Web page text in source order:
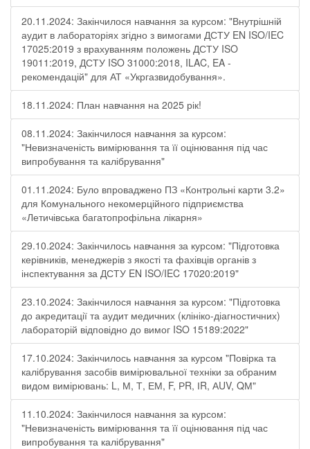
20.11.2024: Закінчилося навчання за курсом: "Внутрішній
аудит в лабораторіях згідно з вимогами ДСТУ EN ISO/IEC
17025:2019 з врахуванням положень ДСТУ ISO
19011:2019, ДСТУ ISO 31000:2018, ILAC, EA -
рекомендацій" для АТ «Укргазвидобування».
18.11.2024: План навчання на 2025 рік!
08.11.2024: Закінчилося навчання за курсом:
"Невизначеність вимірювання та її оцінювання під час
випробування та калібрування"
01.11.2024: Було впроваджено ПЗ «Контрольні карти 3.2»
для Комунального некомерційного підприємства
«Летичівська багатопрофільна лікарня»
29.10.2024: Закінчилось навчання за курсом: "Підготовка
керівників, менеджерів з якості та фахівців органів з
інспектування за ДСТУ EN ISO/IEC 17020:2019"
23.10.2024: Закінчилося навчання за курсом: "Підготовка
до акредитації та аудит медичних (клініко-діагностичних)
лабораторій відповідно до вимог ISO 15189:2022"
17.10.2024: Закінчилось навчання за курсом "Повірка та
калібрування засобів вимірювальної техніки за обраним
видом вимірювань: L, М, Т, ЕМ, F, РR, ІR, АUV, QМ"
11.10.2024: Закінчилося навчання за курсом:
"Невизначеність вимірювання та її оцінювання під час
випробування та калібрування"